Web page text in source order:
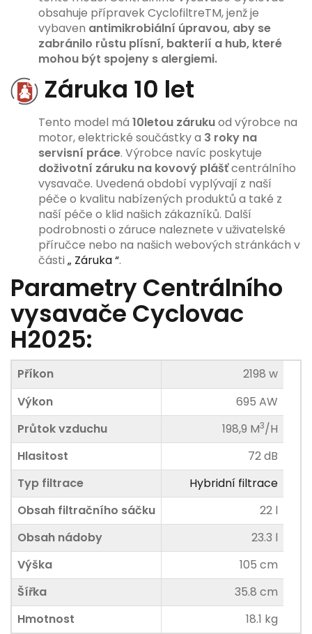
obsahuje přípravek CyclofiltreTM, jenž je
vybaven antimikrobiální úpravou, aby se
zabránilo růstu plísní, bakterií a hub, které
mohou být spojeny s alergiemi.
Záruka 10 let
Tento model má 10letou zárukuod výrobce na
motor, elektrické součástky a 3 roky na
servisní práce. Výrobce navíc poskytuje
doživotní záruku na kovový plášťcentrálního
vysavače. Uvedená období vyplývají z naší
péče o kvalitu nabízených produktů a také z
naší péče o klid našich zákazníků. Další
podrobnosti o záruce naleznete v uživatelské
příručce nebo na našich webových stránkách v
části „ Záruka “.
Parametry Centrálního
vysavače Cyclovac
H2025:
Příkon
2198 w
Výkon
695 AW
Průtok vzduchu
198,9 M3/H
Hlasitost
72 dB
Typ filtrace
Hybridní filtrace
Obsah filtračního sáčku
22 l
Obsah nádoby
23.3 l
Výška
105 cm
Šířka
35.8 cm
Hmotnost
18.1 kg